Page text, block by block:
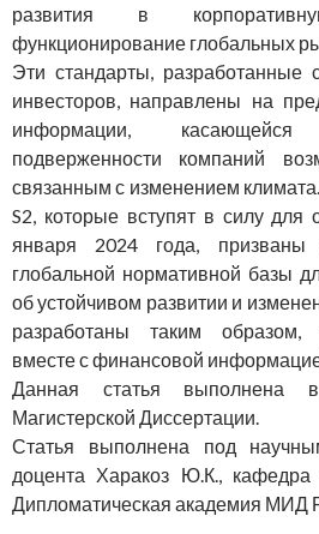
развития в
функционирование глобальных
Эти стандарты, разработанные
инвесторов, направлены на
информации,
подверженности компаний
связанным с изменением
S2, которые вступят в силу для
января 2024 года, призваны
глобальной нормативной базы
об устойчивом развитии и
разработаны таким образом,
вместе с финансовой
Данная статья выполнена
Магистерской Диссертации.
Статья выполнена под
доцента Харакоз Ю.К., кафедра
Дипломатическая академия МИД